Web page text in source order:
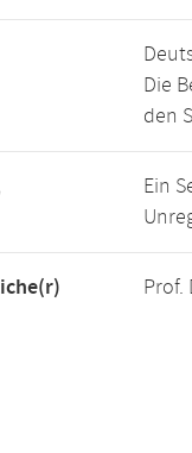
Die
den
Ein
Prof.